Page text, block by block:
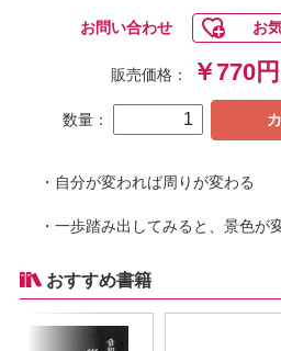
お問い合わせ お
販売価格： ￥770円
数量：
・自分が変われば周りが変わる
・一歩踏み出してみると、景色が
おすすめ書籍